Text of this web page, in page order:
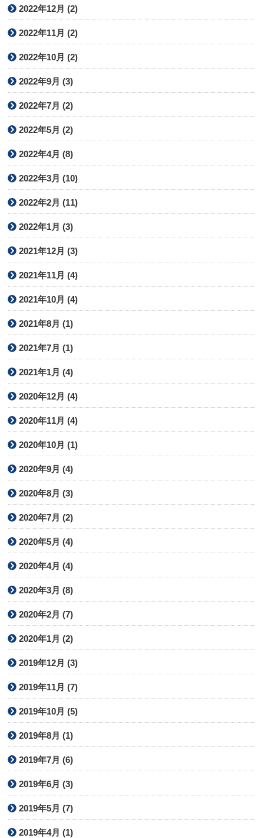
2022年12月 (2)
2022年11月 (2)
2022年10月 (2)
2022年9月 (3)
2022年7月 (2)
2022年5月 (2)
2022年4月 (8)
2022年3月 (10)
2022年2月 (11)
2022年1月 (3)
2021年12月 (3)
2021年11月 (4)
2021年10月 (4)
2021年8月 (1)
2021年7月 (1)
2021年1月 (4)
2020年12月 (4)
2020年11月 (4)
2020年10月 (1)
2020年9月 (4)
2020年8月 (3)
2020年7月 (2)
2020年5月 (4)
2020年4月 (4)
2020年3月 (8)
2020年2月 (7)
2020年1月 (2)
2019年12月 (3)
2019年11月 (7)
2019年10月 (5)
2019年8月 (1)
2019年7月 (6)
2019年6月 (3)
2019年5月 (7)
2019年4月 (1)